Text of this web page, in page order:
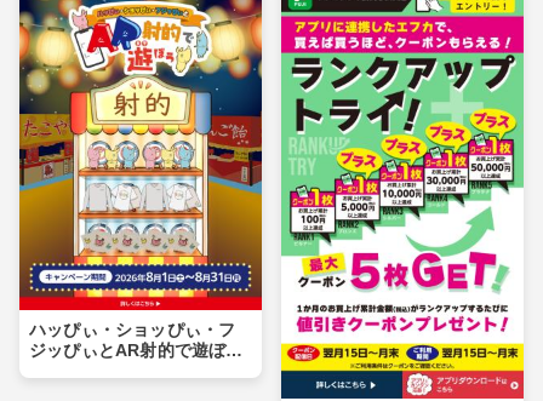
ハッぴぃ・ショッぴぃ・フ
ジッぴぃとAR射的で遊ぼ